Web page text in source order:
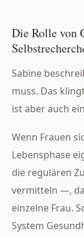
Die Rolle von
Sabine
muss. Das
ist aber auch
Wenn Frauen
Lebensphase
die regulären
vermitteln —,
einzelne Frau.
System